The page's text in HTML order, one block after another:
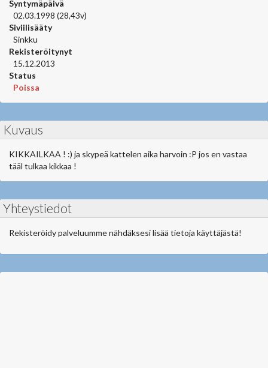
Syntymäpäivä
02.03.1998 (28,43v)
Siviilisääty
Sinkku
Rekisteröitynyt
15.12.2013
Status
Poissa
Kuvaus
KIKKAILKAA ! :) ja skypeä kattelen aika harvoin :P jos en vastaa
tääl tulkaa kikkaa !
Yhteystiedot
Rekisteröidy palveluumme nähdäksesi lisää tietoja käyttäjästä!